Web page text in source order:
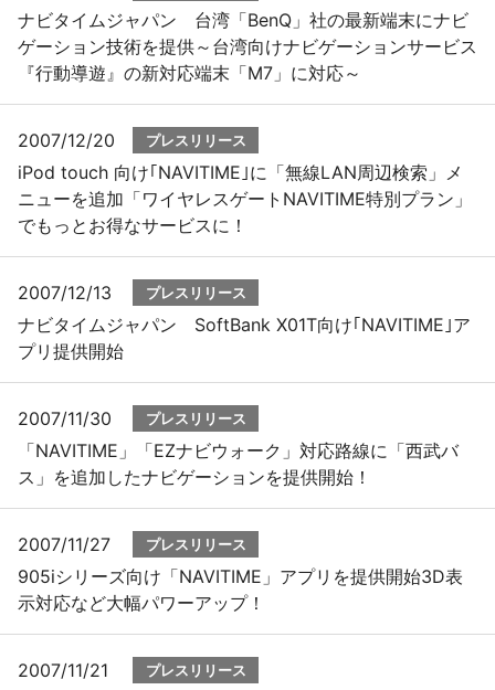
おしらせ
サービス
個人向けサービス
法人向けサービス
採用情報
English
ナビタイムジャパン 台湾「BenQ」社の最新端末にナビ
ゲーション技術を提供～台湾向けナビゲーションサービス
『行動導遊』の新対応端末「M7」に対応～
2007/12/20 プレスリリース
iPod touch 向け｢NAVITIME｣に「無線LAN周辺検索」メ
ニューを追加「ワイヤレスゲートNAVITIME特別プラン」
でもっとお得なサービスに！
2007/12/13 プレスリリース
ナビタイムジャパン SoftBank X01T向け｢NAVITIME｣ア
プリ提供開始
2007/11/30 プレスリリース
「NAVITIME」「EZナビウォーク」対応路線に「西武バ
ス」を追加したナビゲーションを提供開始！
2007/11/27 プレスリリース
905iシリーズ向け「NAVITIME」アプリを提供開始3D表
示対応など大幅パワーアップ！
2007/11/21 プレスリリース